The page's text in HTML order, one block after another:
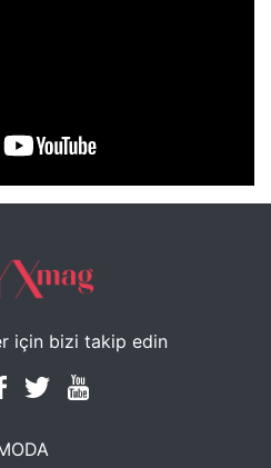
Etkinliği
için bizi takip edin